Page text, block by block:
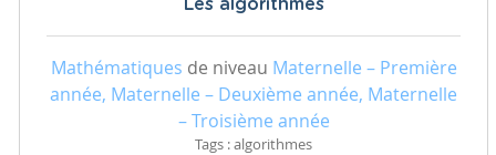
Les algorithmes
Mathématiques de niveau Maternelle – Première
année, Maternelle – Deuxième année, Maternelle
– Troisième année
Tags : algorithmes